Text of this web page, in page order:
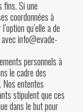
fins. Si une
coordonnées à
qu’elle a de
info@evade-
personnels à
le cadre des
ententes
stipulent que ces
dans le but pour